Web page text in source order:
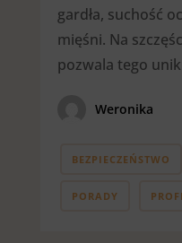
gardła, suchość
mięśni. Na
pozwala tego
Weronika
BEZPIECZEŃSTWO
PORADY